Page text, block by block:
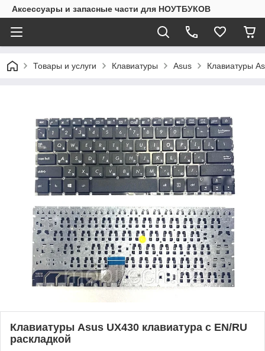
Аксессуары и запасные части для НОУТБУКОВ
Товары и услуги Клавиатуры Asus Клавиатуры
Клавиатуры Asus UX430 клавиатура c EN/RU
раскладкой